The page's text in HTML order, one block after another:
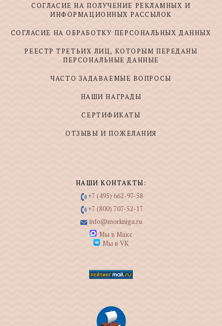
СОГЛАСИЕ НА ПОЛУЧЕНИЕ РЕКЛАМНЫХ И
ИНФОРМАЦИОННЫХ РАССЫЛОК
СОГЛАСИЕ НА ОБРАБОТКУ ПЕРСОНАЛЬНЫХ ДАННЫХ
РЕЕСТР ТРЕТЬИХ ЛИЦ, КОТОРЫМ ПЕРЕДАНЫ
ПЕРСОНАЛЬНЫЕ ДАННЫЕ
ЧАСТО ЗАДАВАЕМЫЕ ВОПРОСЫ
НАШИ НАГРАДЫ
СЕРТИФИКАТЫ
ОТЗЫВЫ И ПОЖЕЛАНИЯ
НАШИ КОНТАКТЫ:
+7 (495) 662-97-58
+7 (800) 707-52-17
info@morkniga.ru
Мы в Макс
Мы в VK